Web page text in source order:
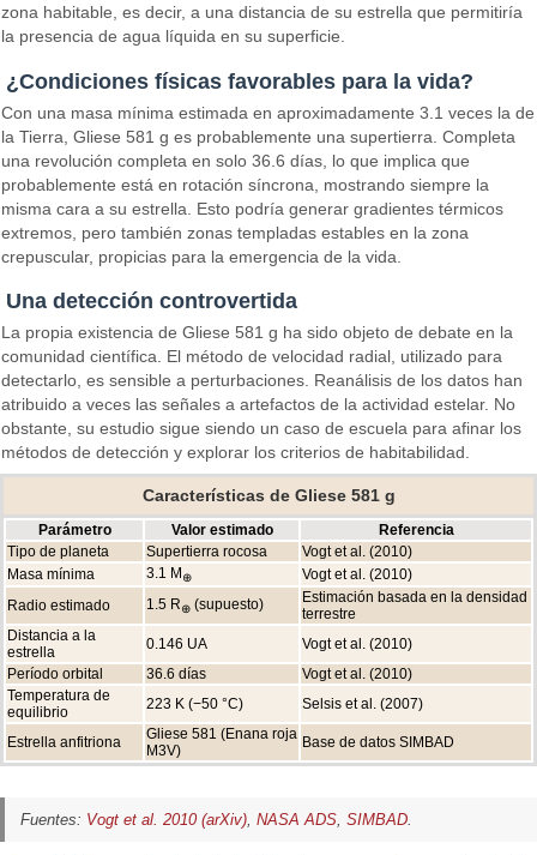
zona habitable, es decir, a una distancia de su estrella que permitiría
la presencia de agua líquida en su superficie.
¿Condiciones físicas favorables para la vida?
Con una masa mínima estimada en aproximadamente 3.1 veces la de
la Tierra, Gliese 581 g es probablemente una supertierra. Completa
una revolución completa en solo 36.6 días, lo que implica que
probablemente está en rotación síncrona, mostrando siempre la
misma cara a su estrella. Esto podría generar gradientes térmicos
extremos, pero también zonas templadas estables en la zona
crepuscular, propicias para la emergencia de la vida.
Una detección controvertida
La propia existencia de Gliese 581 g ha sido objeto de debate en la
comunidad científica. El método de velocidad radial, utilizado para
detectarlo, es sensible a perturbaciones. Reanálisis de los datos han
atribuido a veces las señales a artefactos de la actividad estelar. No
obstante, su estudio sigue siendo un caso de escuela para afinar los
métodos de detección y explorar los criterios de habitabilidad.
Características de Gliese 581 g
Parámetro Valor estimado
Referencia
Tipo de planeta
Supertierra rocosa
Vogt et al. (2010)
Masa mínima
3.1 M ⊕
Vogt et al. (2010)
Radio estimado
1.5 R⊕ (supuesto)
Estimación basada en la densidad
terrestre
Distancia a la
estrella
0.146 UA
Vogt et al. (2010)
Período orbital
36.6 días
Vogt et al. (2010)
Temperatura de
equilibrio
223 K (−50 °C) Selsis et al. (2007)
Estrella anfitriona
Gliese 581 (Enana roja
M3V)
Base de datos SIMBAD
Fuentes: Vogt et al. 2010 (arXiv), NASA ADS, SIMBAD.